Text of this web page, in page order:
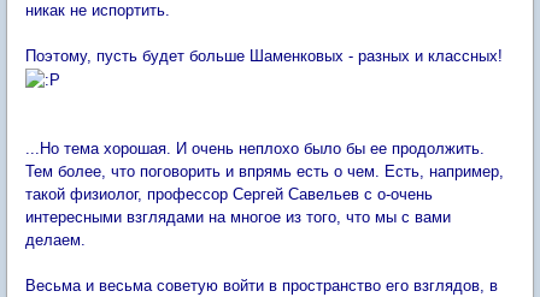
никак не испортить.
Поэтому, пусть будет больше Шаменковых - разных и классных!
...Но тема хорошая. И очень неплохо было бы ее продолжить.
Тем более, что поговорить и впрямь есть о чем. Есть, например,
такой физиолог, профессор Сергей Савельев с о-очень
интересными взглядами на многое из того, что мы с вами
делаем.
Весьма и весьма советую войти в пространство его взглядов, в